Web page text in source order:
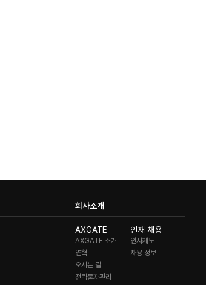
회사소개
AXGATE
AXGATE 소개
연혁
오시는 길
전략물자관리
인재 채용
인사제도
채용 정보